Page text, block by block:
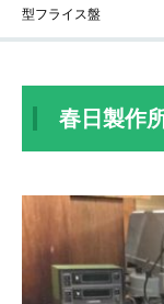
型フライス盤
春日製作